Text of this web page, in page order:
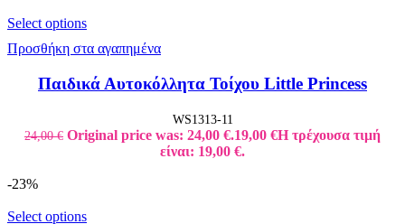
Select options
Προσθήκη στα αγαπημένα
Παιδικά Αυτοκόλλητα Τοίχου Little Princess
WS1313-11
24,00€ Original price was: 24,00 €.19,00 €Η τρέχουσα τιμή
είναι: 19,00 €.
-23%
Select options